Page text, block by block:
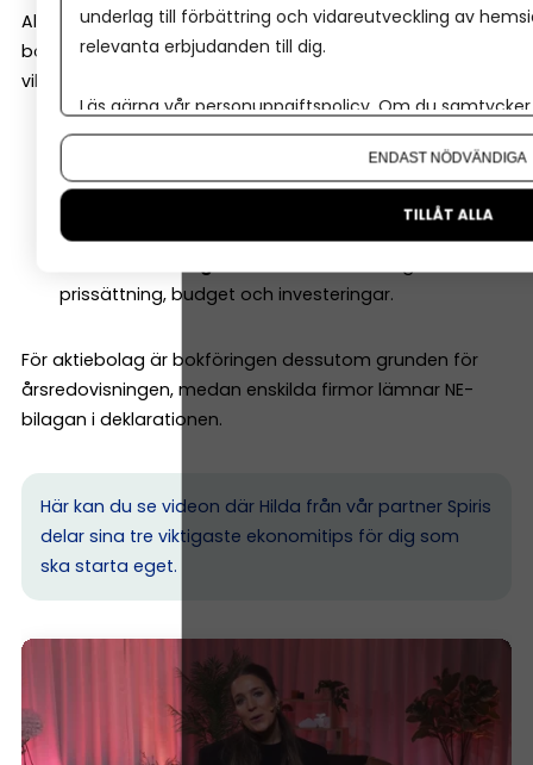
Alla företagare måste bokföra enligt lag, oavsett
bolagsform. Det finns tre skäl till varför bokföring är
viktigt:
Lagkrav:Du måste kunna visa Skatteverket hur du
sköter ekonomin.
Koll:
Du ser om du går med vinst eller förlust och
slipper obehagliga överraskningar.
prissättning, budget och investeringar.
För aktiebolag är bokföringen dessutom grunden för
årsredovisningen, medan enskilda firmor lämnar NE-
bilagan i deklarationen.
Här kan du se videon där Hilda från vår partner Spiris
delar sina tre viktigaste ekonomitips för dig som
ska starta eget.
underlag till förbättring och vidareutveckling av
relevanta erbjudanden till dig.
Läs gärna vår personuppgiftspolicy. Om du
Om du vill ändra ditt val i efterhand hittar du den
ENDAST NÖDVÄNDIGA
TILLÅT ALLA